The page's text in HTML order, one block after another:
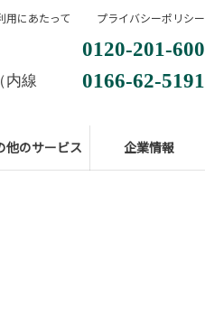
0120-201-600
内線
0166-62-5191
他のサービス 企業情報
用にあたって プライバシーポリシー